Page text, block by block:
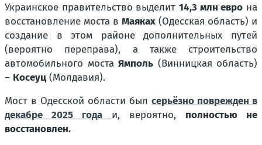
Украинское правительство выделит 14,3 млн евро на
восстановление моста в Маяках (Одесская область) и
создание в этом районе дополнительных путей
(вероятно переправа), а также строительство
автомобильного моста Ямполь (Винницкая область)
– Косеуц(Молдавия).
Мост в Одесской области был серьёзно поврежден в
декабре 2025 года и, вероятно, полностью не
восстановлен.